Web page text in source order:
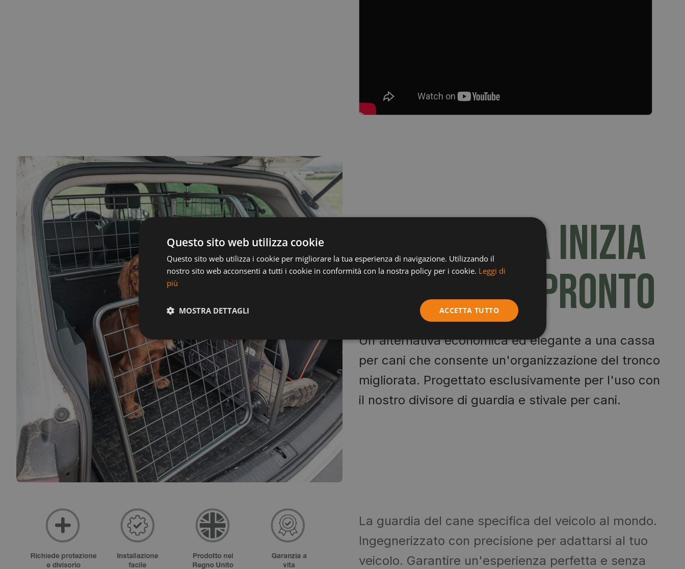
L'avventura inizia
quando sei pronto
Un'alternativa economica ed elegante a una cassa
per cani che consente un'organizzazione del tronco
migliorata. Progettato esclusivamente per l'uso con
il nostro divisore di guardia e stivale per cani.
La guardia del cane specifica del veicolo al mondo.
Ingegnerizzato con precisione per adattarsi al tuo
veicolo. Garantire un'esperienza perfetta e senza
Questo sito web utilizza cookie
Questo sito web utilizza i cookie per migliorare la tua esperienza di navigazione. Utilizzando il
nostro sito web acconsenti a tutti i cookie in conformità con la nostra policy per i cookie. Leggi di
più
ACCETTA TUTTO
MOSTRA DETTAGLI